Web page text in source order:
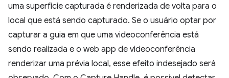
uma superfície capturada é renderizada de volta para o
local que está sendo capturado. Se o usuário optar por
capturar a guia em que uma videoconferência está
sendo realizada e o web app de videoconferência
renderizar uma prévia local, esse efeito indesejado será